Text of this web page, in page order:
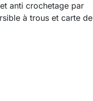
anti crochetage par
à trous et carte de